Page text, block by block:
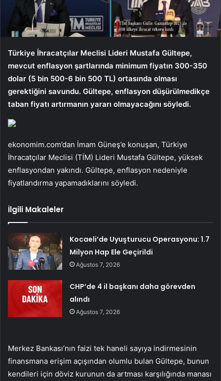
Türkiye İhracatçılar Meclisi Lideri Mustafa Gültepe,
mevcut enflasyon şartlarında minimum fiyatın 300-350
dolar (5 bin 500-6 bin 500 TL) ortasında olması
gerektiğini savundu. Gültepe, enflasyon düşürülmedikçe
taban fiyatı artırmanın yararı olmayacağını söyledi.
ekonomim.com’dan İmam Güneş’e konuşan, Türkiye
İhracatçılar Meclisi (TİM) Lideri Mustafa Gültepe, yüksek
enflasyondan yakındı. Gültepe, enflasyon nedeniyle
fiyatlandırma yapamadıklarını söyledi.
İlgili Makaleler
Kocaeli’de Uyuşturucu Operasyonu: 1.7
Milyon Hap Ele Geçirildi
Ağustos 7, 2026
CHP’de 4 il başkanı daha görevden
alındı
Ağustos 7, 2026
Merkez Bankası’nın faizi tek haneli sayıya indirmesinin
finansmana erişim açışından olumlu bulan Gültepe, bunun
kendileri için döviz kurunun da artması karşılığında manası